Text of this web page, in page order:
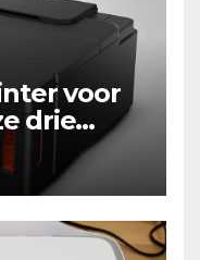
voor
drie
zijn écht